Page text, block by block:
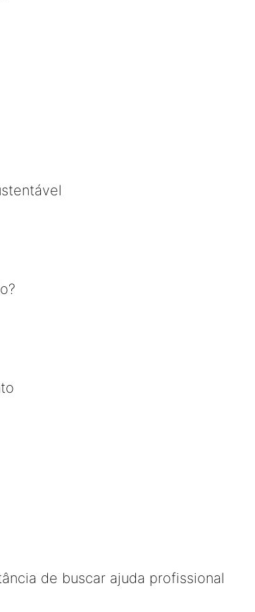
de buscar ajuda profissional